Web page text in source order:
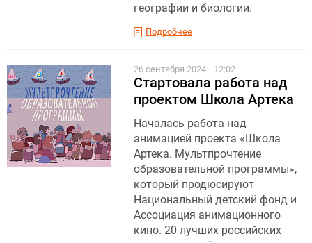
географии и биологии.
Подробнее
26 сентября 2024 12:02
Стартовала работа над
проектом Школа Артека
Началась работа над
анимацией проекта «Школа
Артека. Мультпрочтение
образовательной программы»,
который продюсируют
Национальный детский фонд и
Ассоциация анимационного
кино. 20 лучших российских